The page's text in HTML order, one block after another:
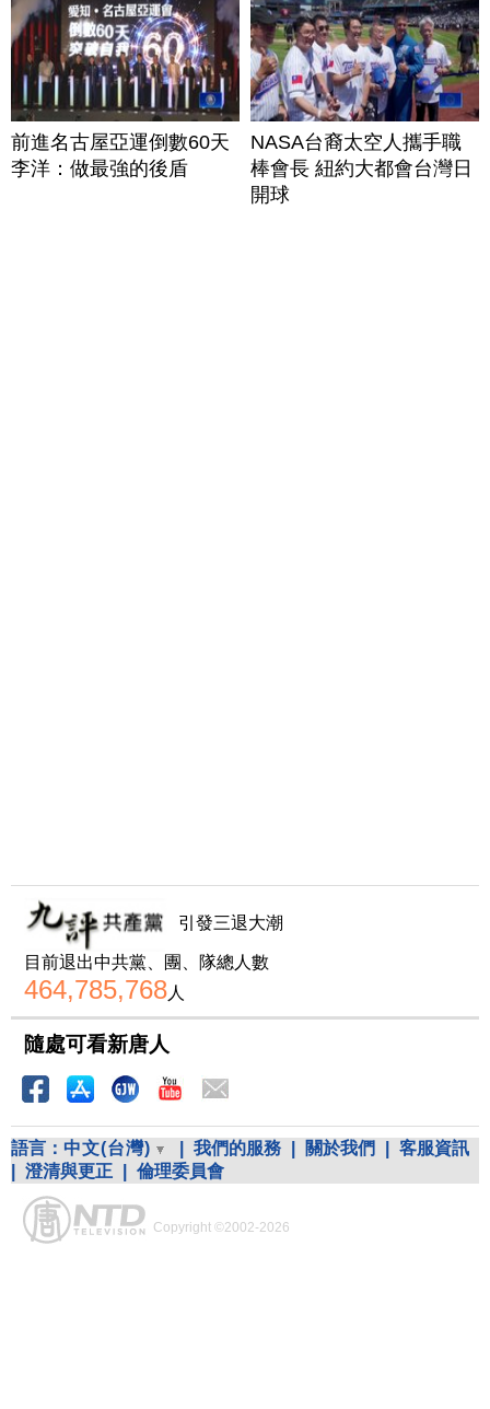
前進名古屋亞運倒數60天
李洋：做最強的後盾
NASA台裔太空人攜手職
棒會長 紐約大都會台灣日
開球
引發三退大潮
目前退出中共黨、團、隊總人數
464,785,768人
隨處可看新唐人
語言： 中文(台灣) 我們的服務 關於我們
客服資訊
澄清與更正 倫理委員會
Copyright ©2002-2026